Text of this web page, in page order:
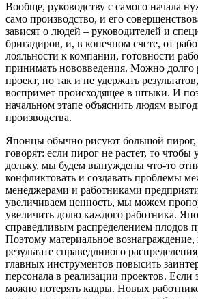
Вообще, руководству с самого начала
само производство, и его
зависят о людей – руководителей и
бригадиров, и, в конечном счете, от
лояльности к компании, готовности
принимать нововведения. Можно долго
проект, но так и не удержать
воспримет происходящее в штыки. И
начальном этапе объяснить людям
производства.
Японцы обычно рисуют большой пирог,
говорят: если пирог не растет, то чтобы
дольку, мы будем вынуждены что-то
конфликтовать и создавать проблемы
менеджерами и работниками
увеличиваем ценность, мы можем
увеличить долю каждого работника.
справедливым распределением плодов
Поэтому материальное вознаграждение,
результате справедливого
главных инструментов повысить
персонала в реализации проектов. Если
можно потерять кадры. Новых